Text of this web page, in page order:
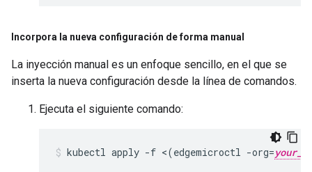
Incorpora la nueva configuración de forma manual
La inyección manual es un enfoque sencillo, en el que se
inserta la nueva configuración desde la línea de comandos.
Ejecuta el siguiente comando:
kubectl apply -f <(edgemicroctl -org=